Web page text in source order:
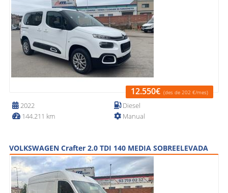
12.550€ (des de 202 €/mes)
2022
144.211 km
Diesel
Manual
VOLKSWAGEN Crafter 2.0 TDI 140 MEDIA SOBREELEVADA